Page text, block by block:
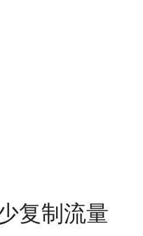
复制流量